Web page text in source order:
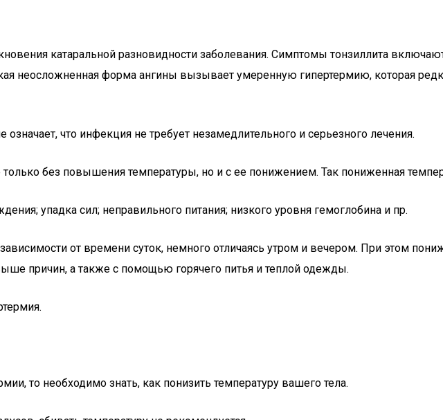
катаральной разновидности заболевания. Симптомы тонзиллита
неосложненная форма ангины вызывает умеренную гипертермию, которая
что инфекция не требует незамедлительного и серьезного лечения.
только без повышения температуры, но и с ее понижением. Так пониженная
упадка сил; неправильного питания; низкого уровня гемоглобина и пр.
от времени суток, немного отличаясь утром и вечером. При этом
причин, а также с помощью горячего питья и теплой одежды.
то необходимо знать, как понизить температуру вашего тела.